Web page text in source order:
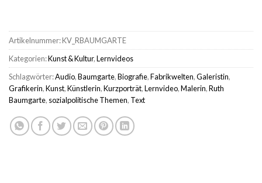
Artikelnummer:KV_RBAUMGARTE
Kategorien:Kunst & Kultur,Lernvideos
Schlagwörter:Audio,Baumgarte,Biografie,Fabrikwelten,Galeristin,
Grafikerin,Kunst,Künstlerin,Kurzporträt,Lernvideo,Malerin,Ruth
Baumgarte, sozialpolitische Themen, Text